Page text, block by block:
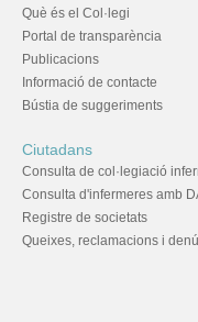
Què és el Col·legi
Portal de transparència
Publicacions
Informació de contacte
Bústia de suggeriments
Ciutadans
Consulta de col·legiació
Consulta d'infermeres amb
Registre de societats
Queixes, reclamacions i